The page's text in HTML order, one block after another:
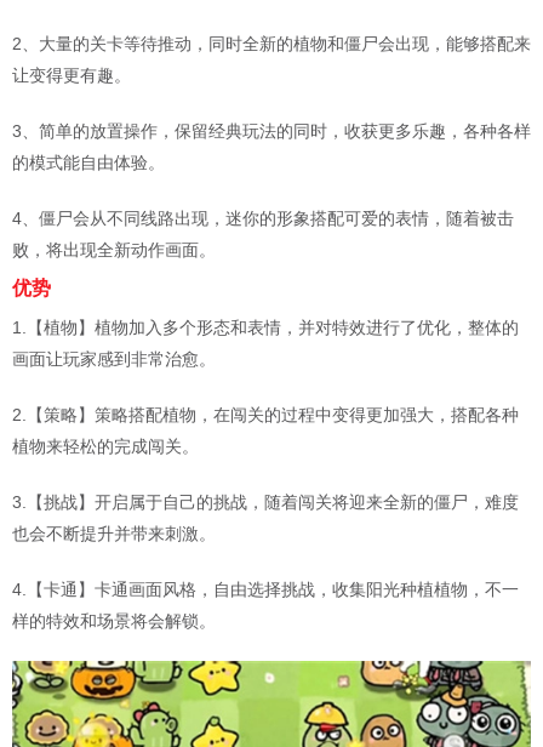
2、大量的关卡等待推动，同时全新的植物和僵尸会出现，能够搭配来
让变得更有趣。
3、简单的放置操作，保留经典玩法的同时，收获更多乐趣，各种各样
的模式能自由体验。
4、僵尸会从不同线路出现，迷你的形象搭配可爱的表情，随着被击
败，将出现全新动作画面。
优势
1.【植物】植物加入多个形态和表情，并对特效进行了优化，整体的
画面让玩家感到非常治愈。
2.【策略】策略搭配植物，在闯关的过程中变得更加强大，搭配各种
植物来轻松的完成闯关。
3.【挑战】开启属于自己的挑战，随着闯关将迎来全新的僵尸，难度
也会不断提升并带来刺激。
4.【卡通】卡通画面风格，自由选择挑战，收集阳光种植植物，不一
样的特效和场景将会解锁。